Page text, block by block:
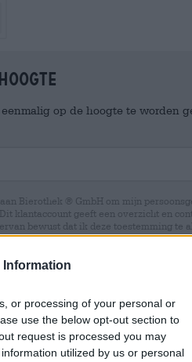
Information
or processing of your personal or
use the below opt-out section to
request is processed you may
utilized by us or personal
op de hoogte te worden
Bierothek ® GmbH om mijn
klantaccount geeft een overzicht en
bewust dat ik deze toestemming te
naar shop@bierothek.de. Wij
de rechtmatigheid van de verwerking
Meer informatie vindt u in onze
PlusScheepvaart plusDeponeren